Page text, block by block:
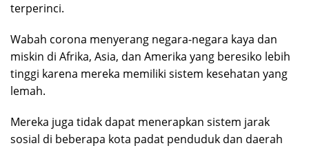
terperinci.
Wabah corona menyerang negara-negara kaya dan
miskin di Afrika, Asia, dan Amerika yang beresiko lebih
tinggi karena mereka memiliki sistem kesehatan yang
lemah.
Mereka juga tidak dapat menerapkan sistem jarak
sosial di beberapa kota padat penduduk dan daerah